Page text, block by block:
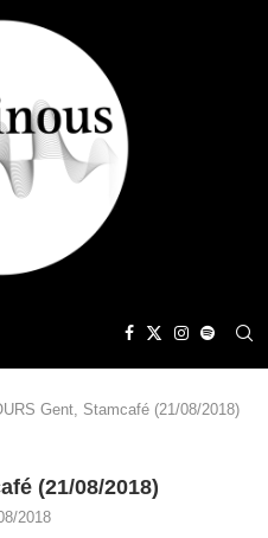
Gent, Stamcafé (21/08/2018)
(21/08/2018)
2018